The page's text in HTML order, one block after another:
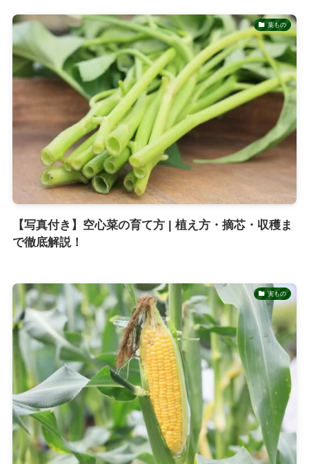
葉もの
【写真付き】空心菜の育て方 | 植え方・摘芯・収穫ま
で徹底解説！
実もの